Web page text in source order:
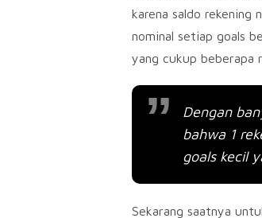
karena saldo rekening
nominal setiap goals
yang cukup beberapa
Dengan
bahwa 1
goals kecil
Sekarang saatnya